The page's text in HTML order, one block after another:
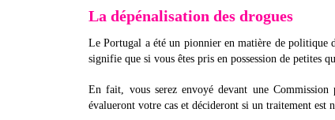
La dépénalisation des drogues
Le Portugal a été un pionnier en matière de politique
signifie que si vous êtes pris en possession de petites
En fait, vous serez envoyé devant une
évalueront votre cas et décideront si un traitement est